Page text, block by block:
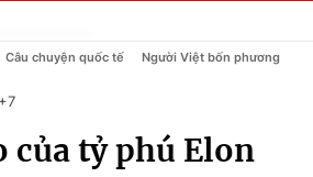
Câu chuyện quốc tế Người Việt bốn phương
của tỷ phú Elon